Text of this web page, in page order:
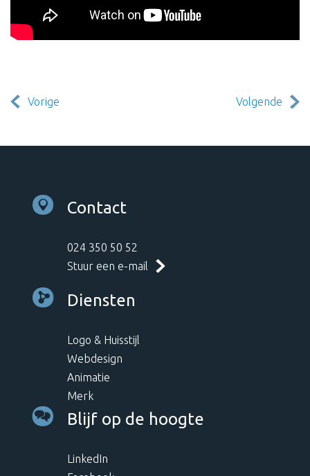
Vorige Volgende
Contact
024 350 50 52
Stuur een e-mail
Diensten
Logo & Huisstijl
Webdesign
Animatie
Merk
Blijf op de hoogte
LinkedIn